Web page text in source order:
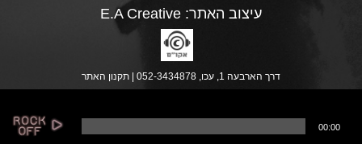
עיצוב האתר: E.A Creative
דרך הארבעה 1, עכו, 052-3434878 | תקנון האתר
00:00